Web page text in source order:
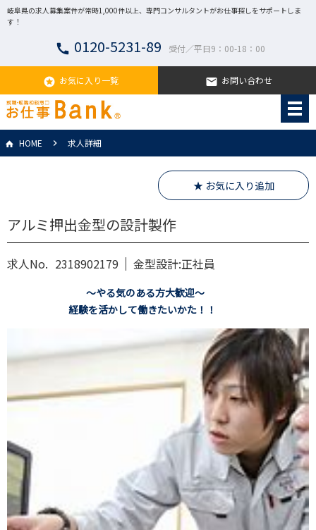
岐阜県の求人募集案件が常時1,000件以上、専門コンサルタントがお仕事探しをサポートしま
す！
call 0120-5231-89 受付／平日9：00-18：00
stars お気に入り一覧 email お問い合わせ
HOME 求人詳細
★ お気に入り追加
アルミ押出金型の設計製作
求人No. 2318902179 金型設計:正社員
～やる気のある方大歓迎～
経験を活かして働きたいかた！！